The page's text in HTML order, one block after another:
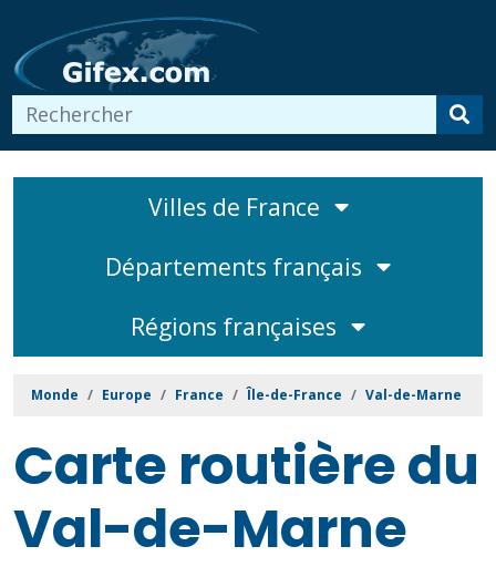
Villes de France
Départements français
Régions françaises
Monde Europe France Île-de-France Val-de-Marne
Carte routière du
Val-de-Marne